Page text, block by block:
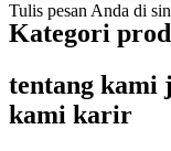
Tulis pesan Anda di
Kategori
tentang kami
kami karir